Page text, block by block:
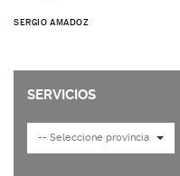
SERGIO AMADOZ